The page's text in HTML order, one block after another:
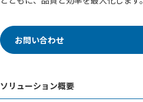
お問い合わせ
ソリューション概要